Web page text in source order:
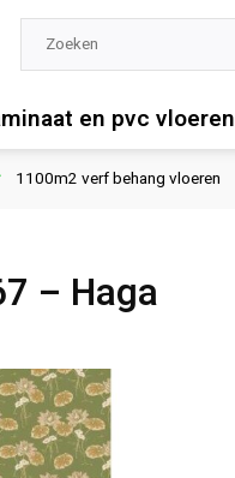
en pvc vloeren
1100m2 verf behang vloeren
– Haga